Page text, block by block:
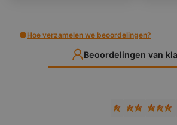
Hoe verzamelen we beoordelingen?
Beoordelingen van